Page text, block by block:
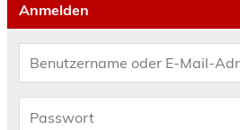
Anmelden